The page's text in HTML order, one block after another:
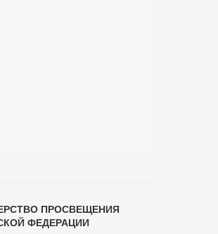
ПРОСВЕЩЕНИЯ
ФЕДЕРАЦИИ